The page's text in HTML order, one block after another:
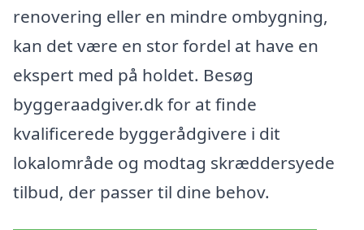
renovering eller en mindre ombygning,
kan det være en stor fordel at have en
ekspert med på holdet. Besøg
byggeraadgiver.dk for at finde
kvalificerede byggerådgivere i dit
lokalområde og modtag skræddersyede
tilbud, der passer til dine behov.